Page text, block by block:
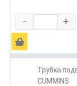
- +
Ä
Трубка
CUMMINS